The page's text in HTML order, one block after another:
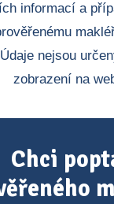
informací a
nejsou
zobrazení na
Chci